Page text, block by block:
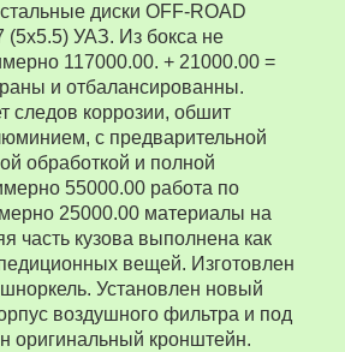
диски OFF-ROAD
(5x5.5) УАЗ. Из бокса не
117000.00. + 21000.00 =
и отбалансированны.
следов коррозии, обшит
с предварительной
обработкой и полной
55000.00 работа по
25000.00 материалы на
часть кузова выполнена как
вещей. Изготовлен
Установлен новый
воздушного фильтра и под
оригинальный кронштейн.